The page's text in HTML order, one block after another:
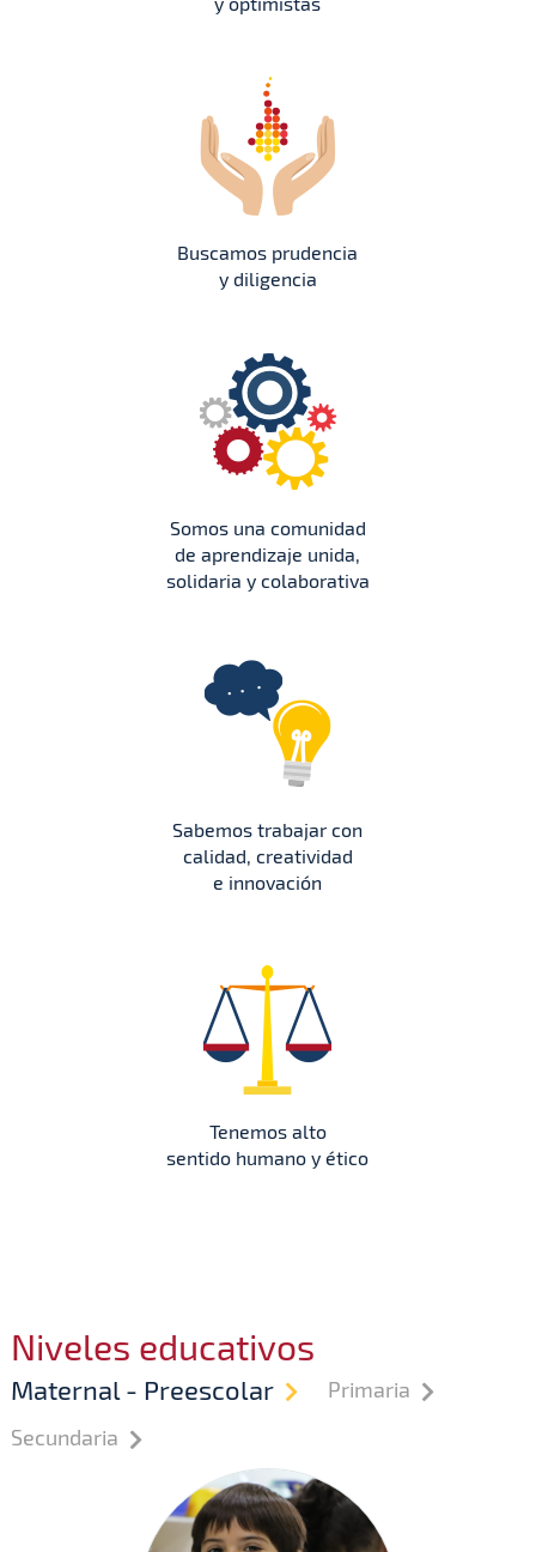
Buscamos prudencia
y diligencia
Somos una comunidad
de aprendizaje unida,
solidaria y colaborativa
Sabemos trabajar con
calidad, creatividad
e innovación
Tenemos alto
sentido humano y ético
Niveles educativos
Maternal - Preescolar
Primaria
Secundaria